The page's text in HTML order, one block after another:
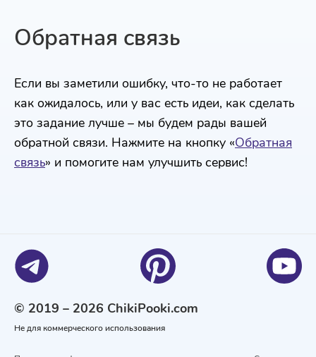
Обратная связь
Если вы заметили ошибку, что-то не работает
как ожидалось, или у вас есть идеи, как сделать
это задание лучше – мы будем рады вашей
обратной связи. Нажмите на кнопку «Обратная
связь» и помогите нам улучшить сервис!
© 2019 – 2026 ChikiPooki.com
Не для коммерческого использования